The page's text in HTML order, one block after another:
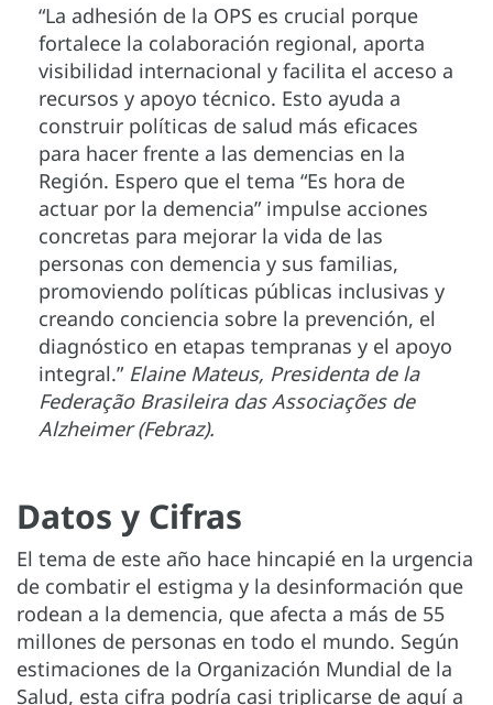
“La adhesión de la OPS es crucial porque
fortalece la colaboración regional, aporta
visibilidad internacional y facilita el acceso a
recursos y apoyo técnico. Esto ayuda a
construir políticas de salud más eficaces
para hacer frente a las demencias en la
Región. Espero que el tema “Es hora de
actuar por la demencia” impulse acciones
concretas para mejorar la vida de las
personas con demencia y sus familias,
promoviendo políticas públicas inclusivas y
creando conciencia sobre la prevención, el
diagnóstico en etapas tempranas y el apoyo
integral.” Elaine Mateus, Presidenta de la
Federação Brasileira das Associações de
Alzheimer (Febraz).
Datos y Cifras
El tema de este año hace hincapié en la urgencia
de combatir el estigma y la desinformación que
rodean a la demencia, que afecta a más de 55
millones de personas en todo el mundo. Según
estimaciones de la Organización Mundial de la
Salud, esta cifra podría casi triplicarse de aquí a